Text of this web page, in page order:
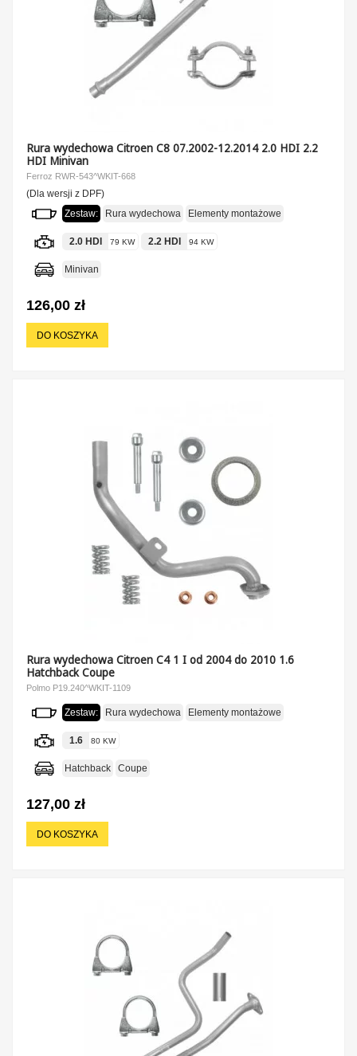
Rura wydechowa Citroen C8 07.2002-12.2014 2.0 HDI 2.2
HDI Minivan
Ferroz RWR-543^WKIT-668
(Dla wersji z DPF)
Zestaw:
Rura wydechowa Elementy montażowe
2.0 HDI 79 KW 2.2 HDI 94 KW
Minivan
126,00 zł
DO KOSZYKA
Rura wydechowa Citroen C4 1 I od 2004 do 2010 1.6
Hatchback Coupe
Polmo P19.240^WKIT-1109
Zestaw: Rura wydechowa Elementy montażowe
1.6 80 KW
Hatchback Coupe
127,00 zł
DO KOSZYKA